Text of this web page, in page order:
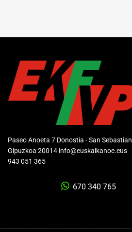
Paseo Anoeta 7 Donostia - San Sebastian
Gipuzkoa 20014 info@euskalkanoe.eus
943 051 365
670 340 765